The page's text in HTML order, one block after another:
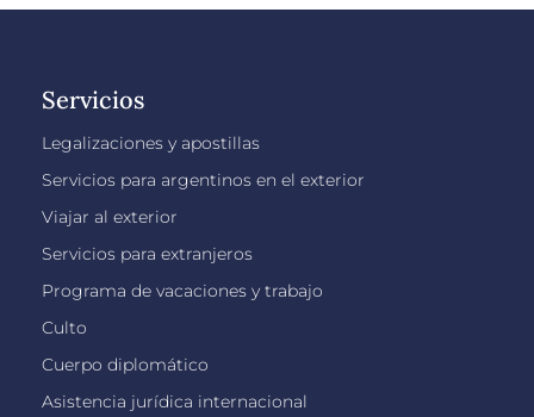
Servicios
Legalizaciones y apostillas
Servicios para argentinos en el exterior
Viajar al exterior
Servicios para extranjeros
Programa de vacaciones y trabajo
Culto
Cuerpo diplomático
Asistencia jurídica internacional